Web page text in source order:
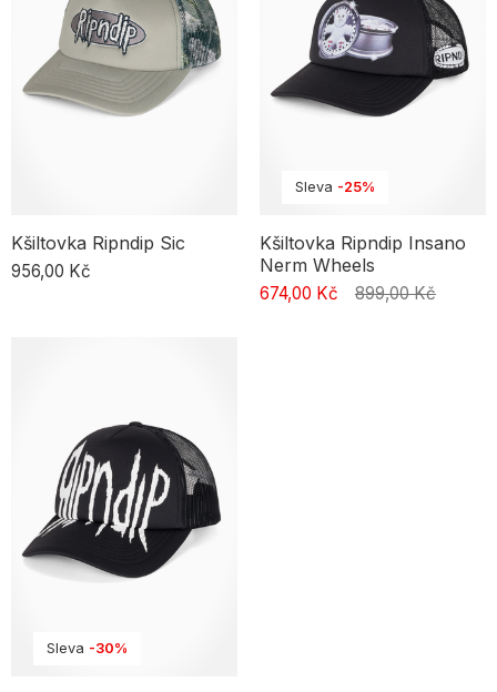
stylu. Pro chladnější dny přidejte pohodlné tenisky a lehkou bundu
na zip nebo manšestrovou košili. Tento ležérní vzhled je ideální pro
každodenní vycházky, setkání s přáteli nebo procházky po městě.
Kšiltovka trucker dodá vašemu vzhledu ležérní nádech a podtrhne
váš streetový styl. Sportovní styl s kšiltovkou trucker: Pro aktivní lidi
je ideální pánská kšiltovka trucker v kontrastní barvě se sportovním
rameno, do kterého prakticky uložíte své věci. Tento styling je
Kšiltovka Ripndip Sic
956,00 Kč
Sleva -25%
Kšiltovka Ripndip Insano
Nerm Wheels
674,00 Kč 899,00 Kč
Sleva -30%